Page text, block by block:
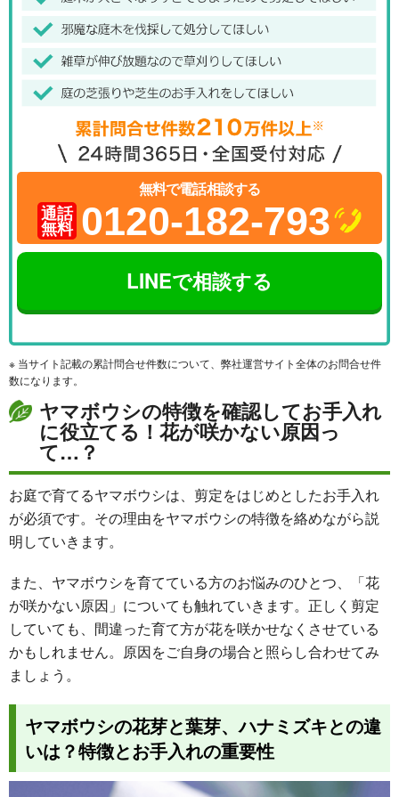
無料で電話相談する
通話
無料 0120-182-793
LINEで相談する
※ 当サイト記載の累計問合せ件数について、弊社運営サイト全体のお問合せ件
数になります。
ヤマボウシの特徴を確認してお手入れ
に役立てる！花が咲かない原因っ
て…？
お庭で育てるヤマボウシは、剪定をはじめとしたお手入れ
が必須です。その理由をヤマボウシの特徴を絡めながら説
明していきます。
また、ヤマボウシを育てている方のお悩みのひとつ、「花
が咲かない原因」についても触れていきます。正しく剪定
していても、間違った育て方が花を咲かせなくさせている
かもしれません。原因をご自身の場合と照らし合わせてみ
ましょう。
ヤマボウシの花芽と葉芽、ハナミズキとの違
いは？特徴とお手入れの重要性